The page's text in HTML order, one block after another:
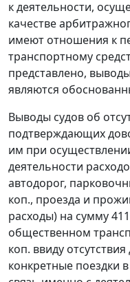
к деятельности,
качестве
имеют отношения к
транспортному
представлено,
являются
Выводы судов об
подтверждающих
им при
деятельности
автодорог,
коп., проезда и
расходы) на сумму
общественном
коп. ввиду
конкретные поездки